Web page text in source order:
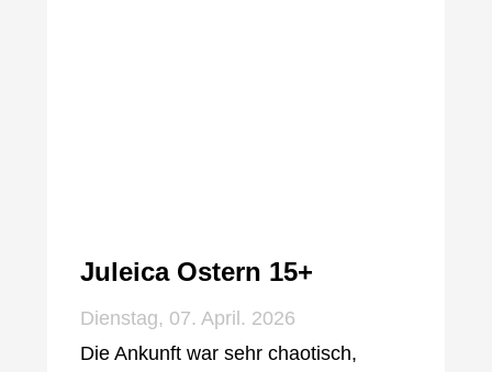
Juleica Ostern 15+
Dienstag, 07. April. 2026
Die Ankunft war sehr chaotisch,